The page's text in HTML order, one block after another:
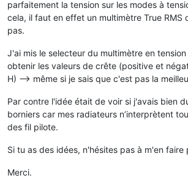
parfaitement la tension sur les modes à
cela, il faut en effet un multimètre True RMS
pas.
J'ai mis le selecteur du multimètre en
obtenir les valeurs de crête (positive et
H) --> même si je sais que c'est pas la
Par contre l'idée était de voir si j'avais bien
borniers car mes radiateurs n’interprètent
des fil pilote.
Si tu as des idées, n'hésites pas à m'en faire
Merci.